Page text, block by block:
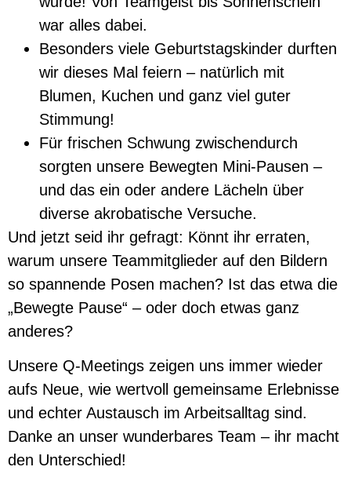
war alles dabei.
Besonders viele Geburtstagskinder durften
wir dieses Mal feiern – natürlich mit
Blumen, Kuchen und ganz viel guter
Stimmung!
Für frischen Schwung zwischendurch
sorgten unsere Bewegten Mini-Pausen –
und das ein oder andere Lächeln über
diverse akrobatische Versuche.
Und jetzt seid ihr gefragt: Könnt ihr erraten,
warum unsere Teammitglieder auf den Bildern
so spannende Posen machen? Ist das etwa die
„Bewegte Pause“ – oder doch etwas ganz
anderes?
Unsere Q-Meetings zeigen uns immer wieder
aufs Neue, wie wertvoll gemeinsame Erlebnisse
und echter Austausch im Arbeitsalltag sind.
Danke an unser wunderbares Team – ihr macht
den Unterschied!